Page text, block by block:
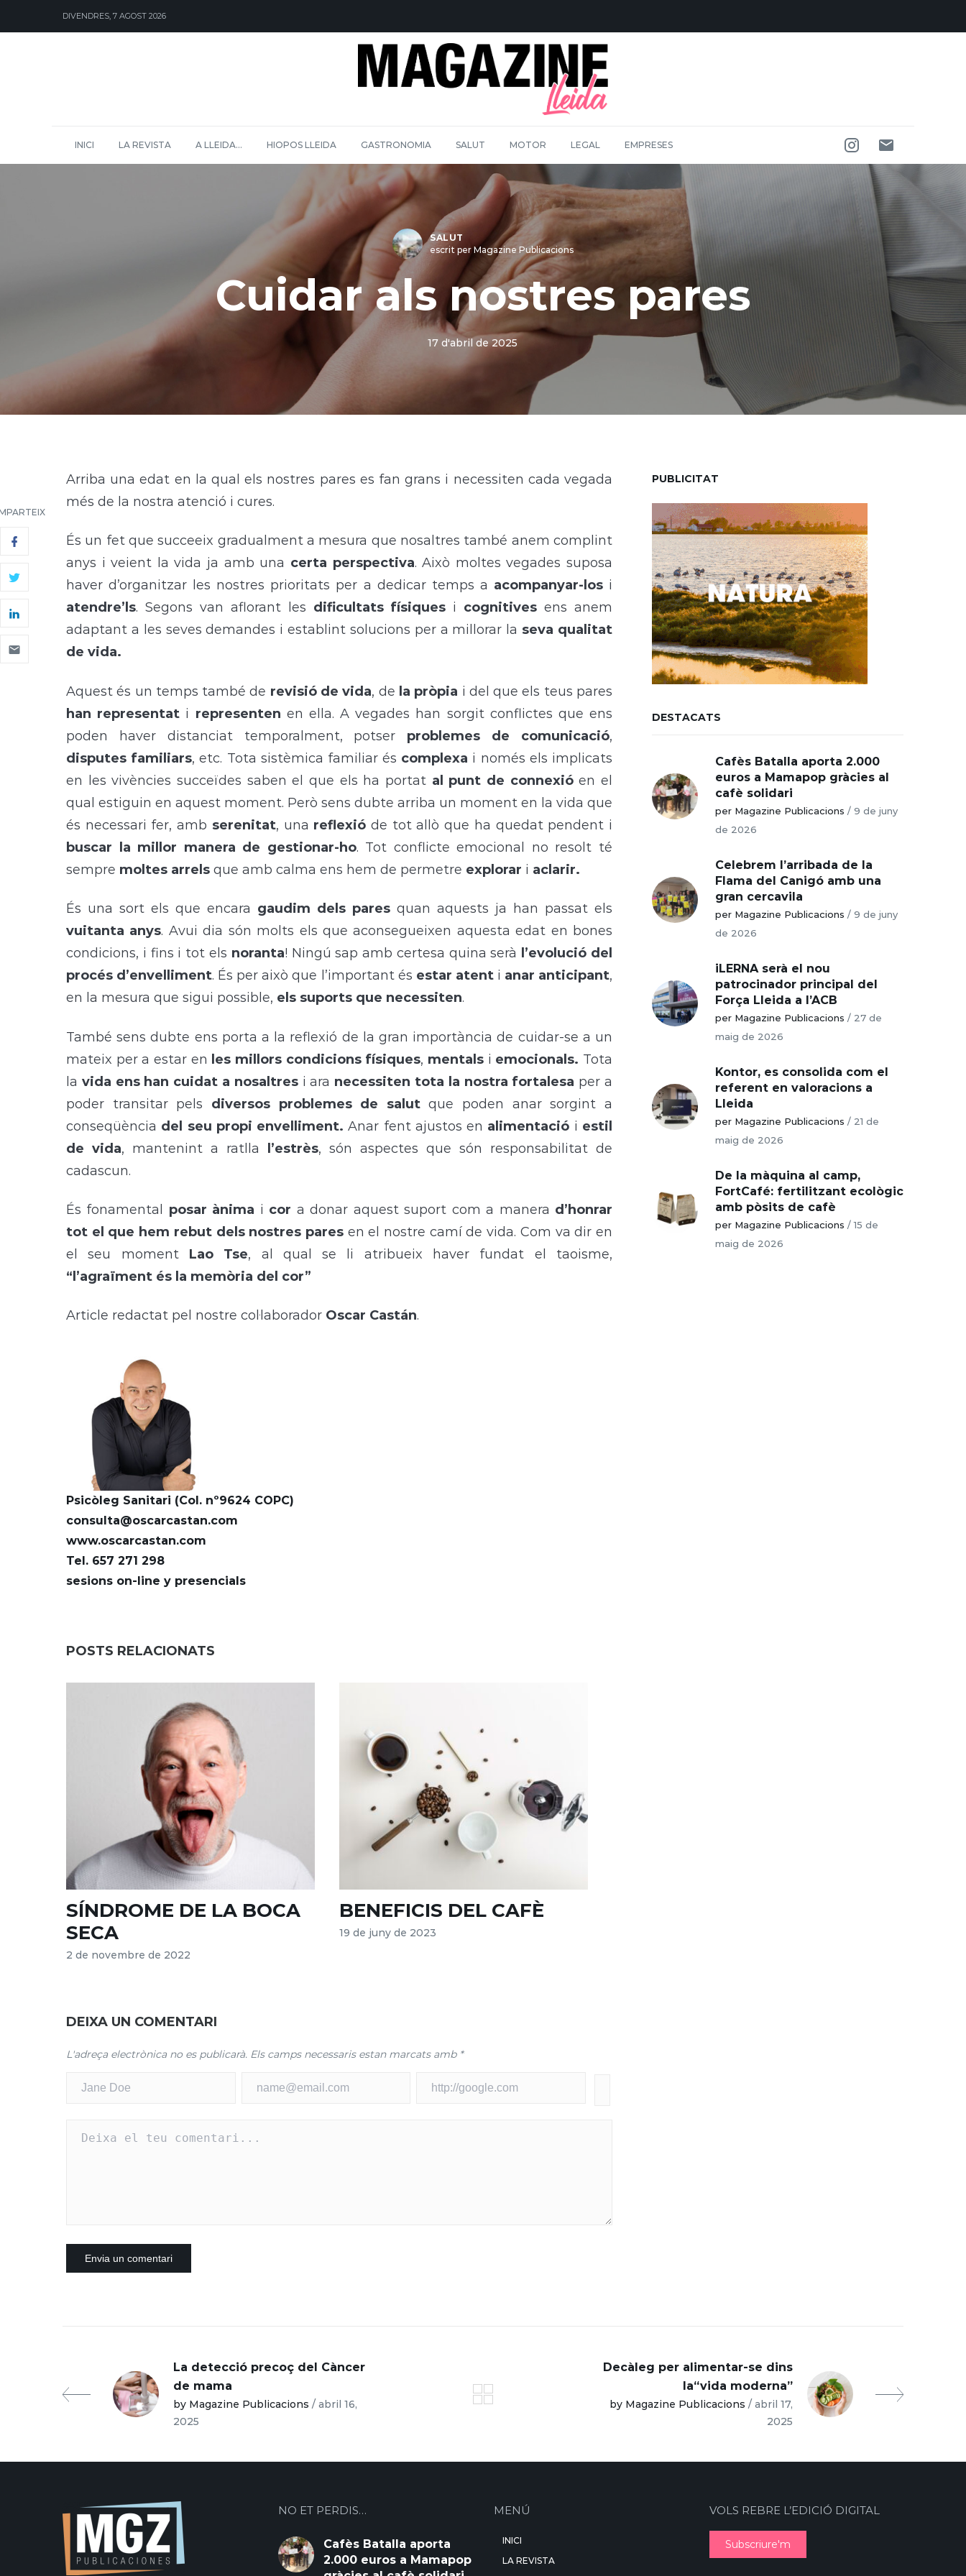
DIVENDRES, 7 AGOST 2026
INICI LA REVISTA A LLEIDA… HIOPOS LLEIDA GASTRONOMIA SALUT MOTOR LEGAL EMPRESES
SALUT
escrit per Magazine Publicacions
Cuidar als nostres pares
17 d'abril de 2025
Arriba una edat en la qual els nostres pares es fan grans i necessiten cada vegada
més de la nostra atenció i cures.
És un fet que succeeix gradualment a mesura que nosaltres també anem complint
anys i veient la vida ja amb una certa perspectiva. Això moltes vegades suposa
haver d’organitzar les nostres prioritats per a dedicar temps a acompanyar-losi
atendre’ls. Segons van aflorant les dificultats físiques i cognitives ens anem
adaptant a les seves demandes i establint solucions per a millorar la seva qualitat
de vida.
Aquest és un temps també de revisió de vida, de la pròpia i del que els teus pares
han representat i representen en ella. A vegades han sorgit conflictes que ens
poden haver distanciat temporalment, potser problemes de comunicació,
disputes familiars, etc. Tota sistèmica familiar és complexa i només els implicats
en les vivències succeïdes saben el que els ha portat al punt de connexióen el
qual estiguin en aquest moment. Però sens dubte arriba un moment en la vida que
és necessari fer, amb serenitat, una reflexió de tot allò que ha quedat pendent i
buscar la millor manera de gestionar-ho. Tot conflicte emocional no resolt té
sempre moltes arrels que amb calma ens hem de permetre explorar i aclarir.
És una sort els que encara gaudim dels pares quan aquests ja han passat els
vuitanta anys. Avui dia són molts els que aconsegueixen aquesta edat en bones
condicions, i fins i tot els noranta! Ningú sap amb certesa quina serà
l’evolució del
procés d’envelliment. És per això que l’important és estar atenti anar anticipant,
en la mesura que sigui possible, els suports que necessiten.
També sens dubte ens porta a la reflexió de la gran importància de cuidar-se a un
mateix per a estar en les millors condicions físiques, mentals i emocionals. Tota
la vida ens han cuidat a nosaltresi ara necessiten tota la nostra fortalesa per a
poder transitar pels diversos problemes de salutque poden anar sorgint a
conseqüència del seu propi envelliment. Anar fent ajustos en alimentació i estil
de vida, mantenint a ratlla l’estrès, són aspectes que són responsabilitat de
cadascun.
És fonamental posar ànima i cor a donar aquest suport com a manera d’honrar
tot el que hem rebut dels nostres pares en el nostre camí de vida. Com va dir en
el seu moment Lao Tse, al qual se li atribueix haver fundat el taoisme,
“l’agraïment és la memòria del cor”
Article redactat pel nostre col·laborador Oscar Castán.
Psicòleg Sanitari (Col. nº9624 COPC)
consulta@oscarcastan.com
www.oscarcastan.com
Tel. 657 271 298
sesions on-line y presencials
POSTS RELACIONATS
SÍNDROME DE LA BOCA
SECA
2 de novembre de 2022
BENEFICIS DEL CAFÈ
19 de juny de 2023
DEIXA UN COMENTARI
L'adreça electrònica no es publicarà. Els camps necessaris estan marcats amb *
PUBLICITAT
DESTACATS
Cafès Batalla aporta 2.000
euros a Mamapop gràcies al
cafè solidari
per Magazine Publicacions / 9 de juny
de 2026
Celebrem l’arribada de la
Flama del Canigó amb una
gran cercavila
per Magazine Publicacions / 9 de juny
de 2026
iLERNA serà el nou
patrocinador principal del
Força Lleida a l’ACB
per Magazine Publicacions / 27 de
maig de 2026
Kontor, es consolida com el
referent en valoracions a
Lleida
per Magazine Publicacions / 21 de
maig de 2026
De la màquina al camp,
FortCafé: fertilitzant ecològic
amb pòsits de cafè
per Magazine Publicacions /15 de
maig de 2026
La detecció precoç del Càncer
de mama
by Magazine Publicacions / abril 16,
2025
Decàleg per alimentar-se dins
la“vida moderna”
by Magazine Publicacions / abril 17,
2025
NO ET PERDIS…
Cafès Batalla aporta
2.000 euros a Mamapop
MENÚ
INICI
LA REVISTA
VOLS REBRE L’EDICIÓ DIGITAL
Subscriure'm